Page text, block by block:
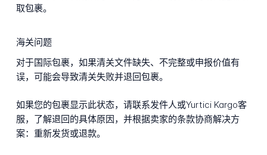
取包裹。
海关问题
对于国际包裹，如果清关文件缺失、不完整或申报价值有
误，可能会导致清关失败并退回包裹。
如果您的包裹显示此状态，请联系发件人或Yurtici Kargo客
服，了解退回的具体原因，并根据卖家的条款协商解决方
案：重新发货或退款。